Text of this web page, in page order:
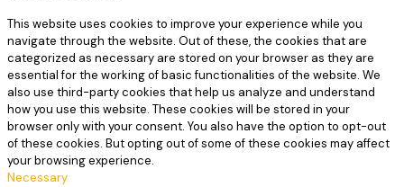
This website uses cookies to improve your experience while you
navigate through the website. Out of these, the cookies that are
categorized as necessary are stored on your browser as they are
essential for the working of basic functionalities of the website. We
also use third-party cookies that help us analyze and understand
how you use this website. These cookies will be stored in your
browser only with your consent. You also have the option to opt-out
of these cookies. But opting out of some of these cookies may affect
your browsing experience.
Necessary